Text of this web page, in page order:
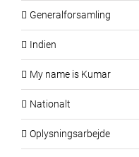
Generalforsamling
Indien
My name is Kumar
Nationalt
Oplysningsarbejde